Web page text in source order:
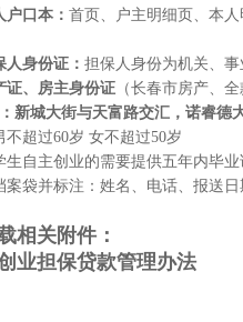
户口本： 首页、户主明细页、本人
人身份证： 担保人身份为机关、
证、房主身份证 （长春市房产、
新城大街与天富路交汇，诺睿德
不超过60岁 女不超过50岁
生自主创业的需要提供五年内毕业
案袋并标注：姓名、电话、报送日
相关附件：
业担保贷款管理办法